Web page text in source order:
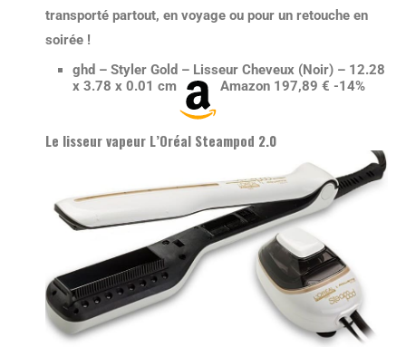
transporté partout, en voyage ou pour un retouche en
soirée !
ghd – Styler Gold – Lisseur Cheveux (Noir) – 12.28
x 3.78 x 0.01 cm
Amazon 197,89 € -14%
Le lisseur vapeur L’Oréal Steampod 2.0